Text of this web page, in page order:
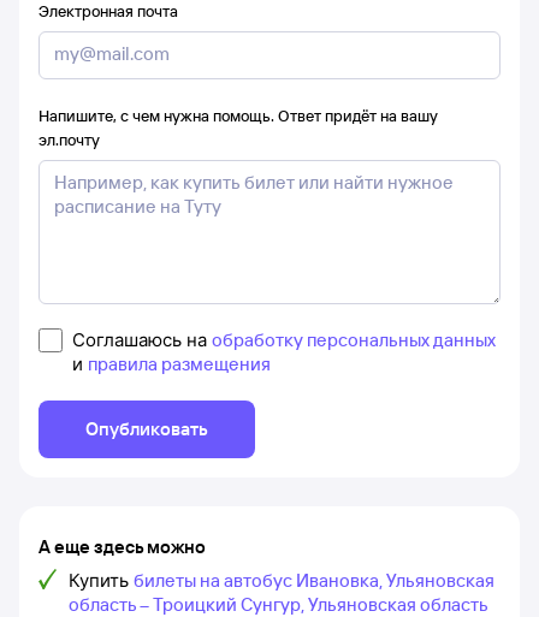
Электронная почта
Напишите, с чем нужна помощь. Ответ придёт на вашу
эл.почту
Соглашаюсь на обработку персональных данных
и правила размещения
Опубликовать
А еще здесь можно
Купить билеты на автобус Ивановка, Ульяновская
область – Троицкий Сунгур, Ульяновская область